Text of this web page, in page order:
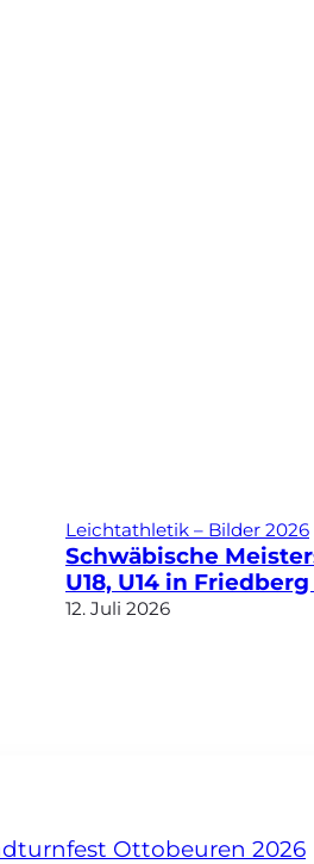
Leichtathletik – Bilder 2026
Schwäbische
U18, U14 in
12. Juli 2026
Ottobeuren 2026